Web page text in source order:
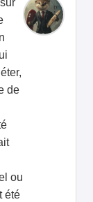
de
ou
été